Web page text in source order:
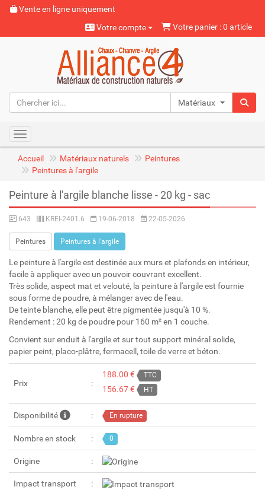
Vente en ligne uniquement
Votre compte
Votre panier : 0 article
Matériaux naturels
Toggle navigation
Accueil Matériaux naturels
Peintures
Peintures à l'argile
Peinture à l'argile blanche lisse - 20 kg - sac
643 KREI-2401.6 19-06-2018 22-05-2026
Peintures Peintures à l'argile
Le peinture à l'argile est destinée aux murs et plafonds en intérieur,
facile à appliquer avec un pouvoir couvrant excellent.
Très solide, aspect mat et velouté, la peinture à l'argile est fournie
sous forme de poudre, à mélanger avec de l'eau.
De teinte blanche, elle peut être pigmentée jusqu'à 10 %.
Rendement : 20 kg de poudre pour 160 m² en 1 couche.
Convient sur enduit à l'argile et sur tout support minéral solide,
papier peint, placo-plâtre, fermacell, toile de verre et béton.
Prix
188.00 € TTC
156.67 € HT
Disponibilité En rupture
Nombre en stock 0
Origine
Impact transport